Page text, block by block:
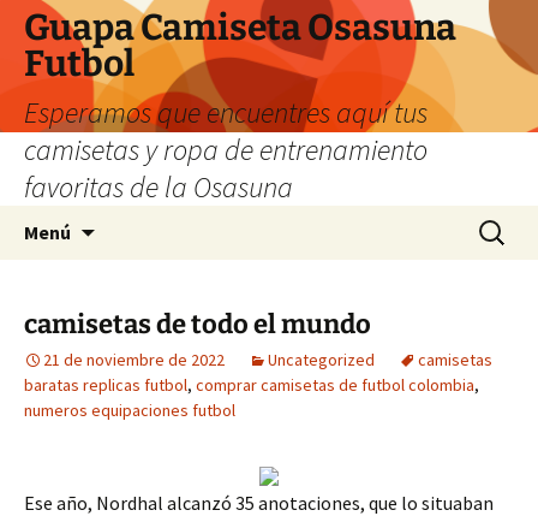
Guapa Camiseta Osasuna
Futbol
Esperamos que encuentres aquí tus
camisetas y ropa de entrenamiento
favoritas de la Osasuna
Menú Buscar:
camisetas de todo el mundo
21 de noviembre de 2022 Uncategorized
camisetas
baratas replicas futbol, comprar camisetas de futbol colombia,
numeros equipaciones futbol
Ese año, Nordhal alcanzó 35 anotaciones, que lo situaban